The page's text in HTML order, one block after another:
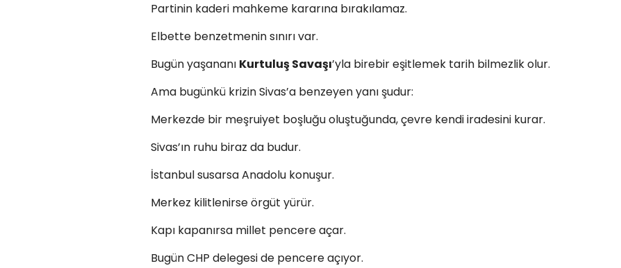
Partinin kaderi mahkeme kararına bırakılamaz.
Elbette benzetmenin sınırı var.
Bugün yaşananı Kurtuluş Savaşı’yla birebir eşitlemek tarih bilmezlik olur.
Ama bugünkü krizin Sivas’a benzeyen yanı şudur:
Merkezde bir meşruiyet boşluğu oluştuğunda, çevre kendi iradesini kurar.
Sivas’ın ruhu biraz da budur.
İstanbul susarsa Anadolu konuşur.
Merkez kilitlenirse örgüt yürür.
Kapı kapanırsa millet pencere açar.
Bugün CHP delegesi de pencere açıyor.